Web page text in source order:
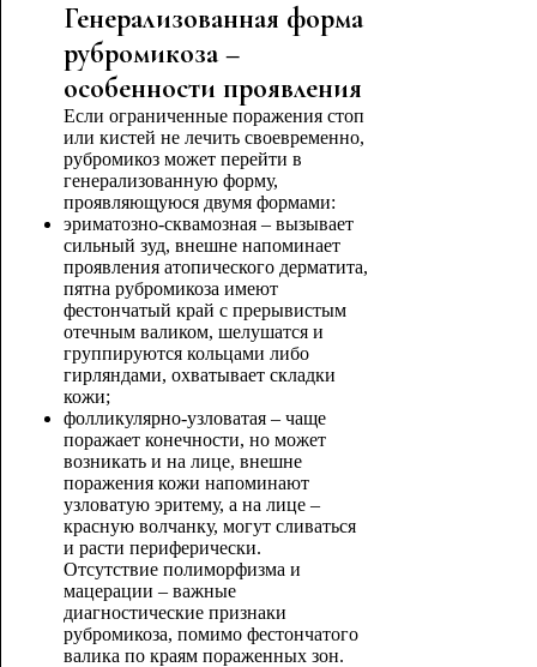
Генерализованная форма
рубромикоза –
особенности проявления
Если ограниченные поражения стоп
или кистей не лечить своевременно,
рубромикоз может перейти в
генерализованную форму,
проявляющуюся двумя формами:
эриматозно-сквамозная – вызывает
сильный зуд, внешне напоминает
проявления атопического дерматита,
пятна рубромикоза имеют
фестончатый край с прерывистым
отечным валиком, шелушатся и
группируются кольцами либо
гирляндами, охватывает складки
кожи;
фолликулярно-узловатая – чаще
поражает конечности, но может
возникать и на лице, внешне
поражения кожи напоминают
узловатую эритему, а на лице –
красную волчанку, могут сливаться
и расти периферически.
Отсутствие полиморфизма и
мацерации – важные
диагностические признаки
рубромикоза, помимо фестончатого
валика по краям пораженных зон.